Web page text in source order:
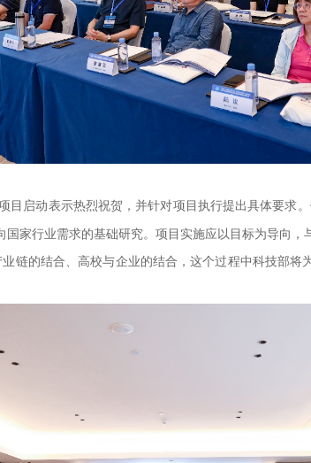
目启动表示热烈祝贺，并针对项目执行提出具体要求
国家行业需求的基础研究。项目实施应以目标为导向，
链的结合、高校与企业的结合，这个过程中科技部将